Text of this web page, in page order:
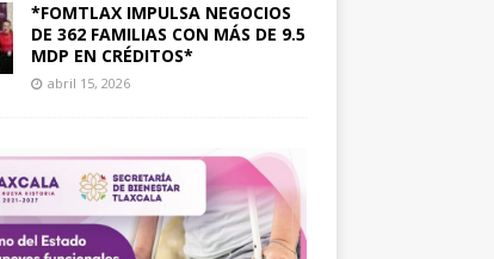
*FOMTLAX IMPULSA NEGOCIOS
DE 362 FAMILIAS CON MÁS DE 9.5
MDP EN CRÉDITOS*
abril 15, 2026